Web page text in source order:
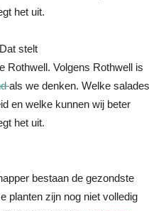
het uit.
stelt
Rothwell. Volgens Rothwell is
als we denken. Welke salades
en welke kunnen wij beter
het uit.
bestaan de gezondste
planten zijn nog niet volledig